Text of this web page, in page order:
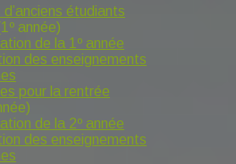
étudiants
année)
de la 1º année
des enseignements
pour la rentrée
de la 2º année
des enseignements